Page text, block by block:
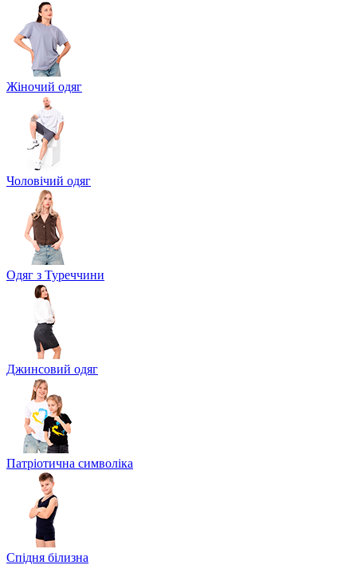
Жіночий одяг
Чоловічий одяг
Одяг з Туреччини
Джинсовий одяг
Патріотична символіка
Спідня білизна